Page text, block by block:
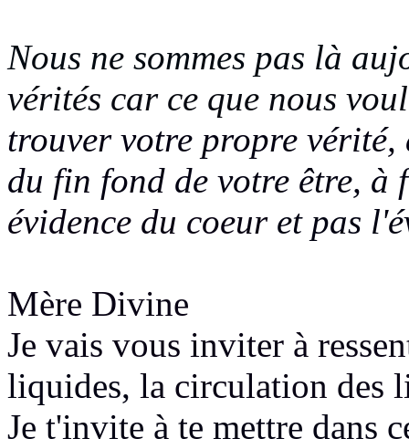
Nous ne sommes pas là
vérités car ce que nous
trouver votre propre
du fin fond de votre être, à
évidence du coeur et pas
Mère Divine
Je vais vous inviter à
liquides, la circulation des
Je t'invite à te mettre dans